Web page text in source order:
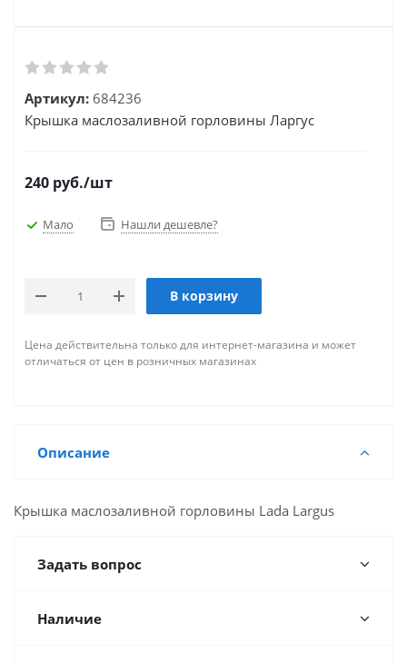
Артикул: 684236
Крышка маслозаливной горловины Ларгус
240 руб./шт
Мало Нашли дешевле?
В корзину
Цена действительна только для интернет-магазина и может
отличаться от цен в розничных магазинах
Описание
Крышка маслозаливной горловины Lada Largus
Задать вопрос
Наличие